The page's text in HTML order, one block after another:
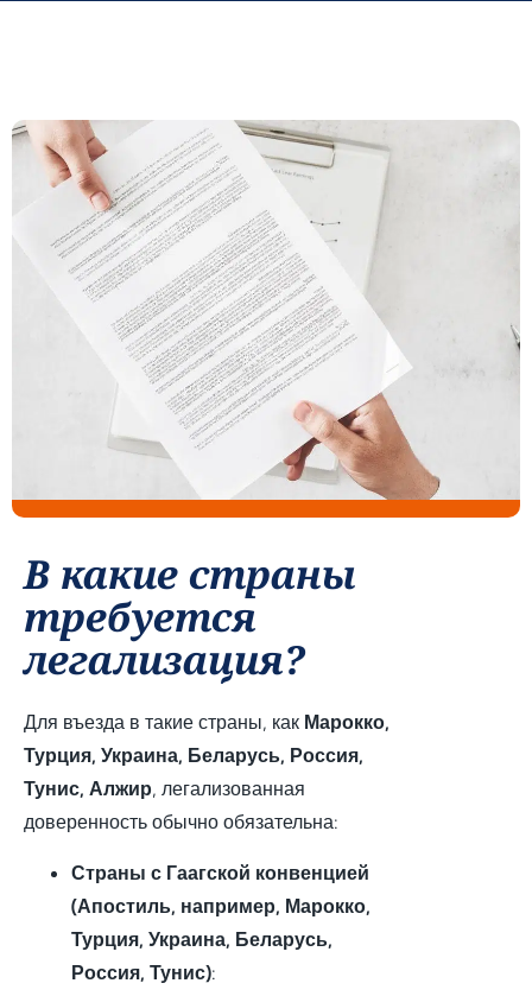
В какие страны
требуется
легализация?
Для въезда в такие страны, как Марокко,
Турция, Украина, Беларусь, Россия,
Тунис, Алжир, легализованная
доверенность обычно обязательна:
Страны с Гаагской конвенцией
(Апостиль, например, Марокко,
Турция, Украина, Беларусь,
Россия, Тунис):